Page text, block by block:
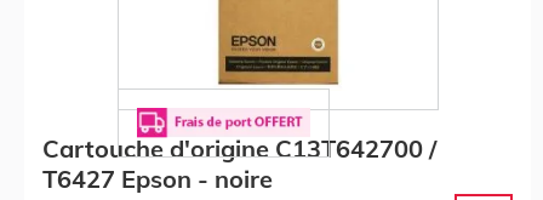
Cartouche d'origine C13T642700 /
T6427 Epson - noire